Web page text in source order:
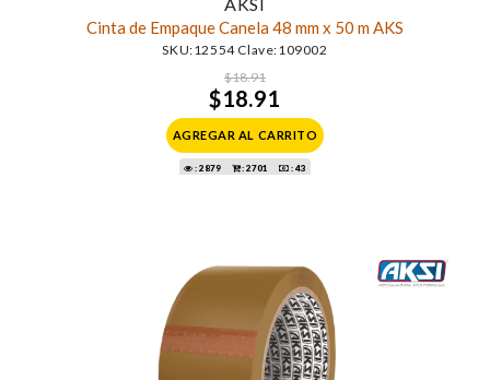
Cinta de Empaque Canela 48 mm x 50 m AKS
SKU:12554 Clave:109002
$18.91
$18.91
AGREGAR AL CARRITO
: 2879 : 2701 : 43